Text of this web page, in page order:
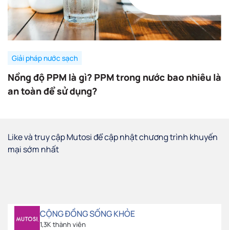
Giải pháp nước sạch
Nồng độ PPM là gì? PPM trong nước bao nhiêu là
an toàn để sử dụng?
Like và truy cập Mutosi để cập nhật chương trình khuyến
mại sớm nhất
CỘNG ĐỒNG SỐNG KHỎE
1,3K thành viên